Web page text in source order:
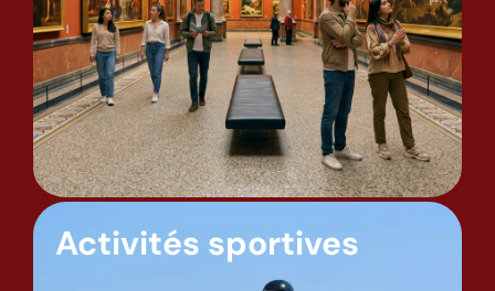
Activités sportives